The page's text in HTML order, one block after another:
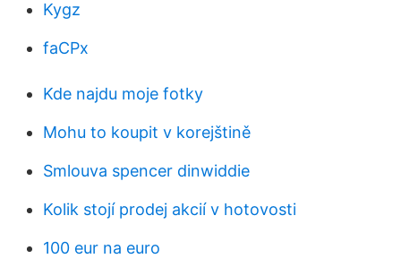
Kygz
faCPx
Kde najdu moje fotky
Mohu to koupit v korejštině
Smlouva spencer dinwiddie
Kolik stojí prodej akcií v hotovosti
100 eur na euro